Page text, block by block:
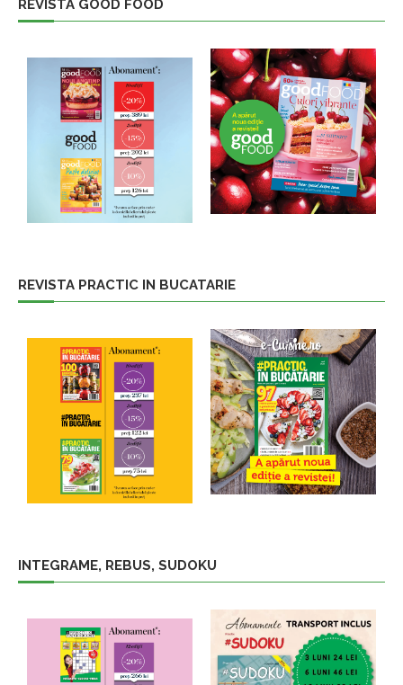
REVISTA GOOD FOOD
REVISTA PRACTIC IN BUCATARIE
INTEGRAME, REBUS, SUDOKU